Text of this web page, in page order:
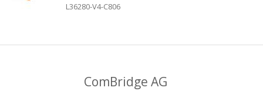
L36280-V4-C806
ComBridge AG